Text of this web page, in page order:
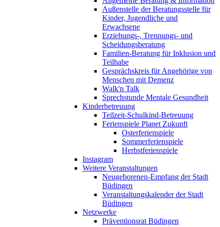
Außenstelle der Beratungsstelle für
Kinder, Jugendliche und
Erwachsene
Erziehungs-, Trennungs- und
Scheidungsberatung
Familien-Beratung für Inklusion und
Teilhabe
Gesprächskreis für Angehörige von
Menschen mit Demenz
Walk'n Talk
Sprechstunde Mentale Gesundheit
Kinderbetreuung
Teilzeit-Schulkind-Betreuung
Ferienspiele Planet Zukunft
Osterferienspiele
Sommerferienspiele
Herbstferienspiele
Instagram
Weitere Veranstaltungen
Neugeborenen-Empfang der Stadt
Büdingen
Veranstaltungskalender der Stadt
Büdingen
Netzwerke
Präventionsrat Büdingen